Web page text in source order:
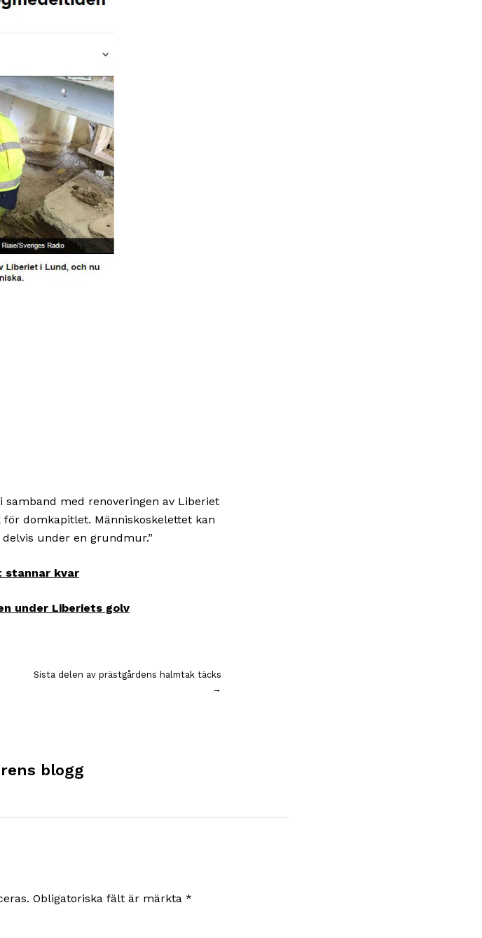
med renoveringen av Liberiet
domkapitlet. Människoskelettet kan
under en grundmur.”
stannar kvar
under Liberiets golv
Sista delen av prästgårdens halmtak täcks
→
blogg
Obligatoriska fält är märkta *